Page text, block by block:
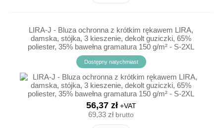
LIRA-J - Bluza ochronna z krótkim rękawem LIRA,
damska, stójka, 3 kieszenie, dekolt guziczki, 65%
poliester, 35% bawełna gramatura 150 g/m² - S-2XL
Dostępny natychmiast
56,37 zł+VAT
69,33 złbrutto